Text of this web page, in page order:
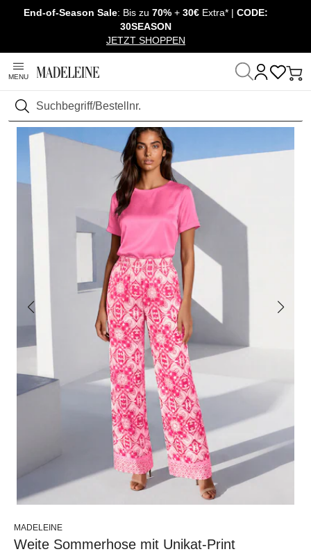
Überspringe Navigation, direkt zum Content
End-of-Season Sale: Bis zu 70% + 30€ Extra* | CODE:
30SEASON
JETZT SHOPPEN
MENU
Suchen
Startseite Mode Hosen
MADELEINE
Weite Sommerhose mit Unikat-Print